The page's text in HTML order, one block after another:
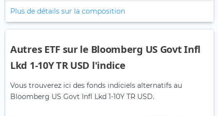
Plus de détails sur la composition
Autres ETF sur le Bloomberg US Govt Infl
Lkd 1-10Y TR USD l'indice
Vous trouverez ici des fonds indiciels alternatifs au
Bloomberg US Govt Infl Lkd 1-10Y TR USD.